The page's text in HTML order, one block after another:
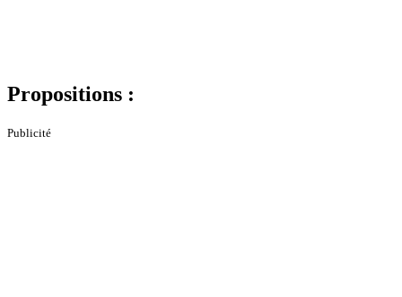
Propositions :
Publicité